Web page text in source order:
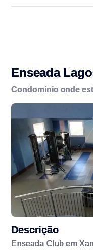
Enseada
Condomínio onde
Descrição
Enseada Club em